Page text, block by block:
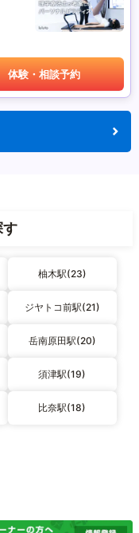
体験・相談予約
す
柚木駅(23)
ジヤトコ前駅(21)
岳南原田駅(20)
須津駅(19)
比奈駅(18)